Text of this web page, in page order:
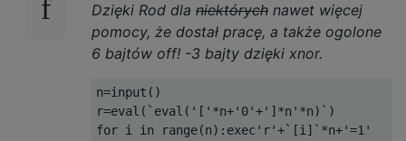
Dzięki Rod dla niektórych nawet więcej
pomocy, że dostał pracę, a także ogolone
6 bajtów off! -3 bajty dzięki xnor.
n=input ()
r=eval (` eval ( '[' *n+'0'+']*n' *n)`)
for i in range(n): exec 'r'+`[i ]`*n+'=1'